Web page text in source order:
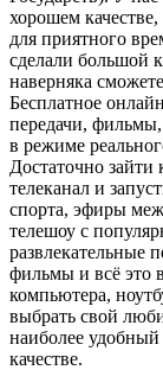
хорошем
для приятного
сделали большой
наверняка
Бесплатное
передачи,
в режиме
Достаточно
телеканал и
спорта, эфиры
телешоу с
развлекательные
фильмы и всё это
компьютера,
выбрать свой
наиболее
качестве.